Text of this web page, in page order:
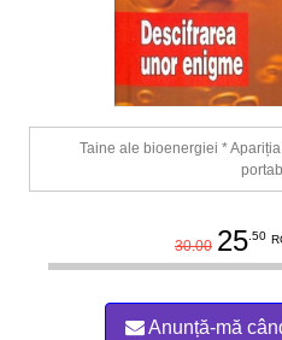
Taine ale bioenergiei *
30.00 25.50
Anunță-mă